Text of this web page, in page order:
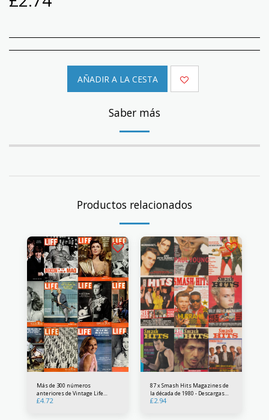
AÑADIR A LA CESTA
Saber más
Productos relacionados
Más de 300 números
anteriores de Vintage Life
Magazine USA - Descargas
£4.72
87 x Smash Hits Magazines de
la década de 1980 - Descargas
digitales PDF - Cultura pop
£2.94